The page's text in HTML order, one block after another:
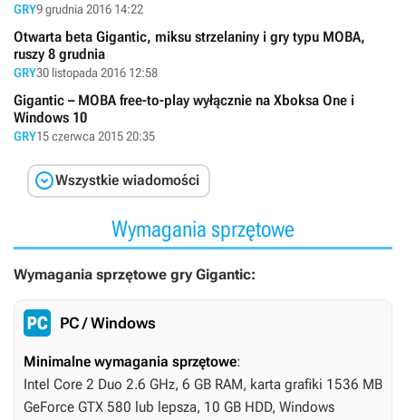
GRY9 grudnia 2016 14:22
Otwarta beta Gigantic, miksu strzelaniny i gry typu MOBA,
ruszy 8 grudnia
GRY30 listopada 2016 12:58
Gigantic – MOBA free-to-play wyłącznie na Xboksa One i
Windows 10
GRY15 czerwca 2015 20:35
Wszystkie wiadomości
Wymagania sprzętowe
Wymagania sprzętowe gry Gigantic:
PC / Windows
Minimalne wymagania sprzętowe:
Intel Core 2 Duo 2.6 GHz, 6 GB RAM, karta grafiki 1536 MB
GeForce GTX 580 lub lepsza, 10 GB HDD, Windows